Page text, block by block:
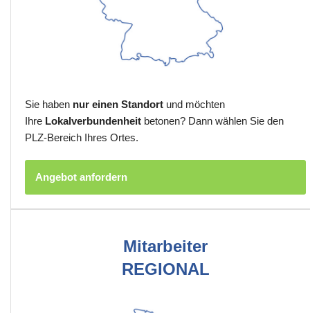
Sie haben nur einen Standort und möchten
Ihre Lokalverbundenheit betonen? Dann wählen Sie den
PLZ-Bereich Ihres Ortes.
Angebot anfordern
Mitarbeiter
REGIONAL